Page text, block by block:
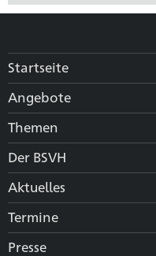
Startseite
Angebote
Themen
Der BSVH
Aktuelles
Termine
Presse